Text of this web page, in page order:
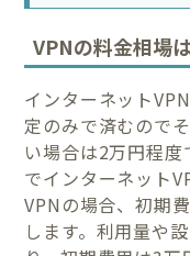
VPNの料金相場
インターネット
定のみで済むので
い場合は2万円程
でインターネット
VPNの場合、初期
します。利用量や